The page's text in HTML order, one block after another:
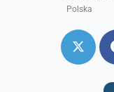
Polska